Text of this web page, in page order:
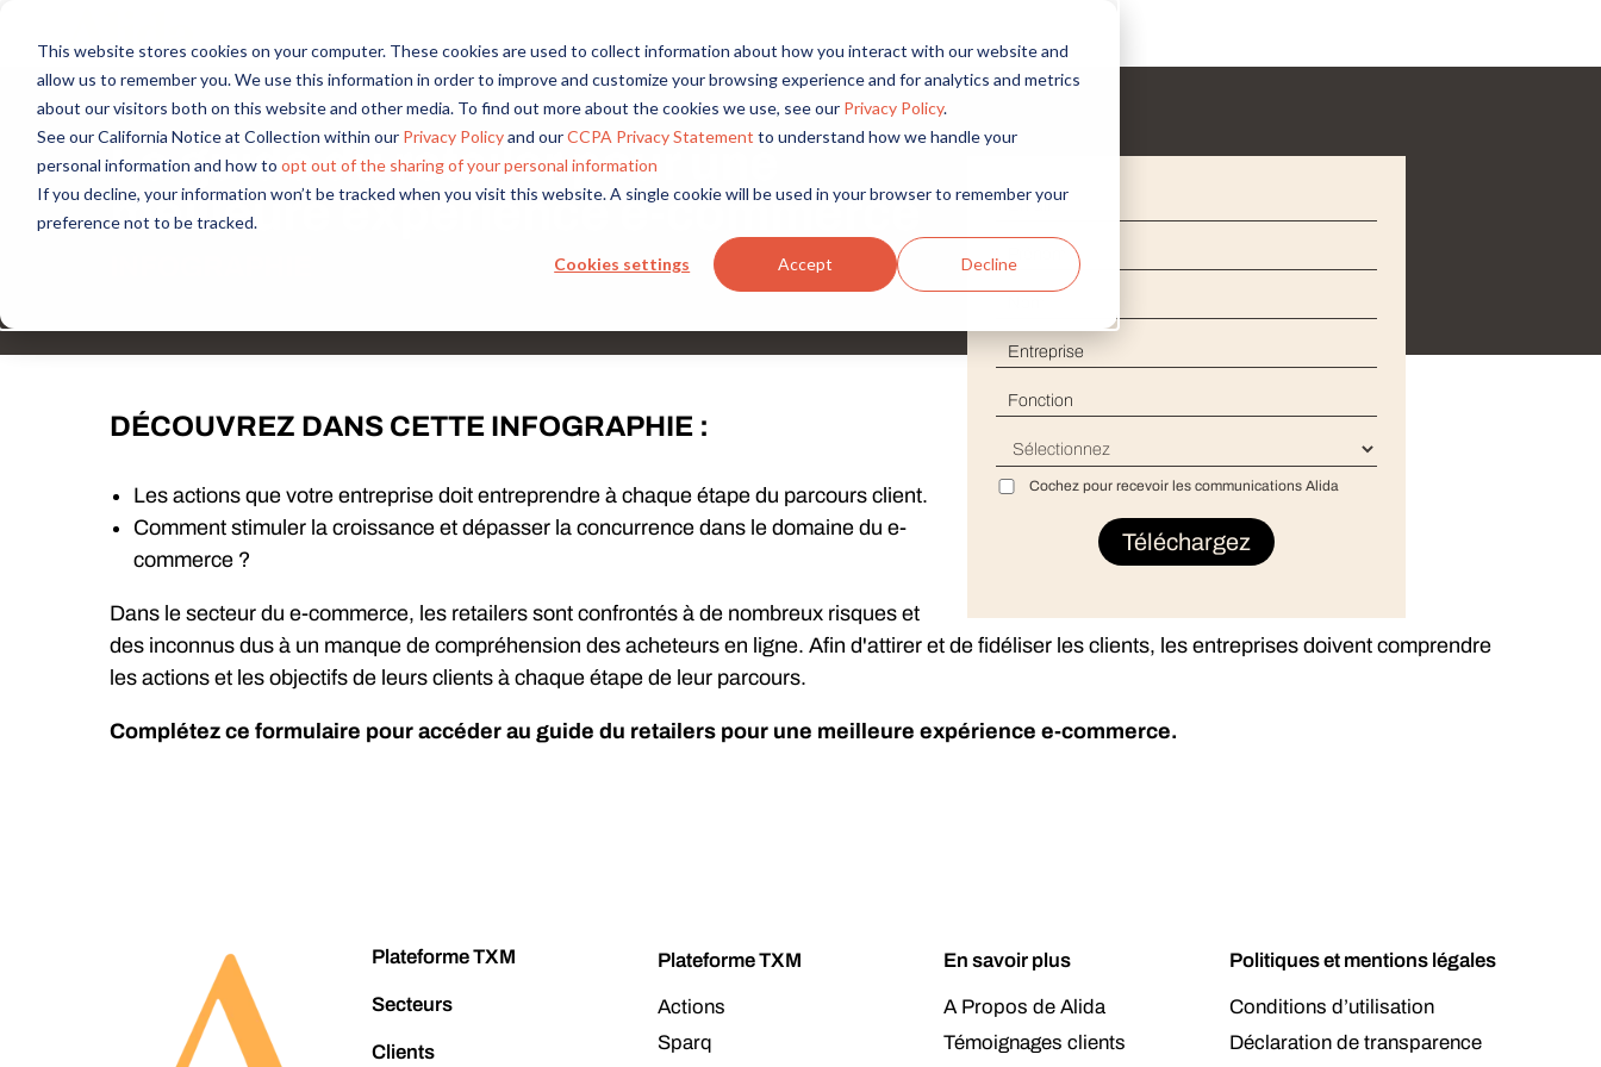
This website stores cookies on your computer. These cookies are used to collect information about how you interact with our website and
allow us to remember you. We use this information in order to improve and customize your browsing experience and for analytics and metrics
about our visitors both on this website and other media. To find out more about the cookies we use, see our Privacy Policy.
See our California Notice at Collection within our Privacy Policyand ourCCPA Privacy Statement to understand how we handle your
personal information and how to opt out of the sharing of your personal information
If you decline, your information won’t be tracked when you visit this website. A single cookie will be used in your browser to remember your
preference not to be tracked.
Cookies settings Accept Decline
E-mail
Prénom
Nom*
Entreprise
Fonction
Pays*
Cochez pour recevoir les communications Alida
Le guide du retailer pour une
meilleure expérience e-commerce
DÉCOUVREZ DANS CETTE INFOGRAPHIE :
Les actions que votre entreprise doit entreprendre à chaque étape du parcours client.
Comment stimuler la croissance et dépasser la concurrence dans le domaine du e-
commerce ?
Dans le secteur du e-commerce, les retailers sont confrontés à de nombreux risques et
des inconnus dus à un manque de compréhension des acheteurs en ligne. Afin d'attirer et de fidéliser les clients, les entreprises doivent comprendre
les actions et les objectifs de leurs clients à chaque étape de leur parcours.
Complétez ce formulaire pour accéder au guide du retailers pour une meilleure expérience e-commerce.
Plateforme TXM
Secteurs
Clients
Plateforme TXM
Actions
Sparq
En savoir plus
A Propos de Alida
Témoignages clients
Politiques et mentions légales
Conditions d’utilisation
Déclaration de transparence